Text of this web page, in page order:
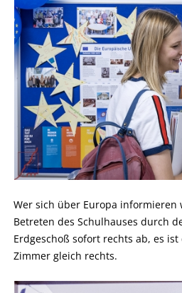
Wer sich über Europa informieren
Betreten des Schulhauses durch
Erdgeschoß sofort rechts ab, es
Zimmer gleich rechts.